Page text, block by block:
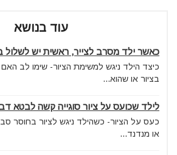
עוד בנושא
כאשר ילד מסרב לצייר, ראשית יש לשלול
כיצד הילד ניגש למשימת הציור- שימו לב האם
בציור או שהוא...
לילד שכועס על ציור סוגייה קשה לבטא
כעס על הציור- כשהילד ניגש לציור בחוסר
או מנדנד...